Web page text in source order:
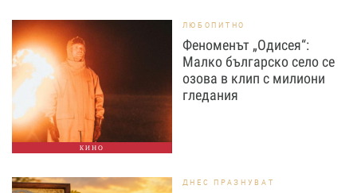
КИНО
ЛЮБОПИТНО
Феноменът „Одисея“:
Малко българско село се
озова в клип с милиони
гледания
ДНЕС ПРАЗНУВАТ